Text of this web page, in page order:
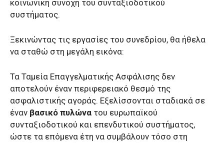
κοινωνική συνοχή του συνταξιοδοτικού
συστήματος.
Ξεκινώντας τις εργασίες του συνεδρίου, θα ήθελα
να σταθώ στη μεγάλη εικόνα:
Τα Ταμεία Επαγγελματικής Ασφάλισης δεν
αποτελούν έναν περιφερειακό θεσμό της
ασφαλιστικής αγοράς. Εξελίσσονται σταδιακά σε
έναν βασικό πυλώνα του ευρωπαϊκού
συνταξιοδοτικού και επενδυτικού συστήματος,
ώστε τα επόμενα έτη να συμβάλουν τόσο στη